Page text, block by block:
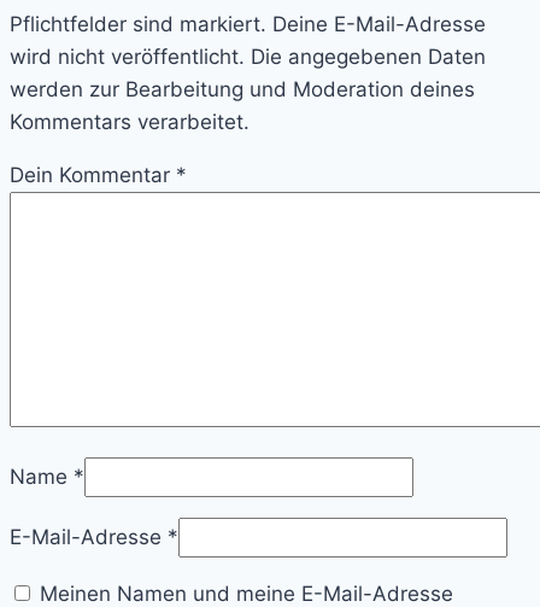
Pflichtfelder sind markiert. Deine E-Mail-Adresse
wird nicht veröffentlicht. Die angegebenen Daten
werden zur Bearbeitung und Moderation deines
Kommentars verarbeitet.
Dein Kommentar *
Name *
E-Mail-Adresse *
Meinen Namen und meine E-Mail-Adresse